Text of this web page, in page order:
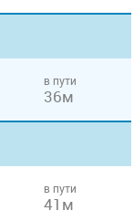
в пути
36м
в пути
41м